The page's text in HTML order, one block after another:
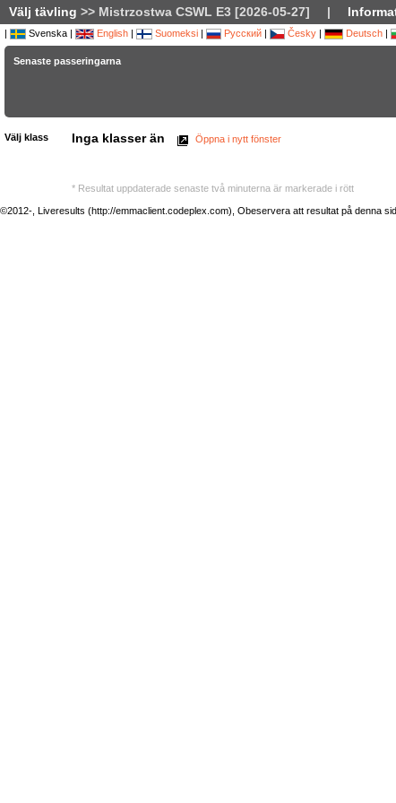
Välj tävling >> Mistrzostwa CSWL E3 [2026-05-27] |
| Svenska | English | Suomeksi | Русский | Česky | Deutsch |
Senaste passeringarna
Välj klass Inga klasser än Öppna i nytt fönster
* Resultat uppdaterade senaste två minuterna är markerade i rött
©2012-, Liveresults (http://emmaclient.codeplex.com), Obeservera att resultat på denna